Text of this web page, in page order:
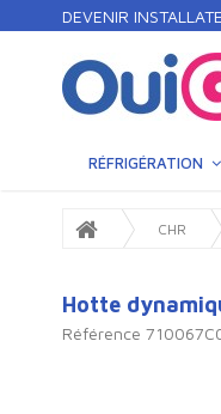
DEVENIR
RÉFRIGÉRATION
CHR
Hotte
Référence